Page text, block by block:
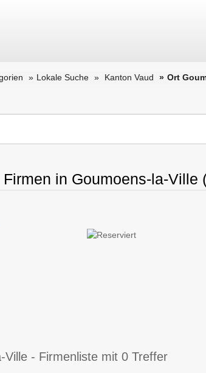
Lokale Suche Kanton Vaud Ort
Firmen in Goumoens-la-Ville
Ville - Firmenliste mit 0 Treffer